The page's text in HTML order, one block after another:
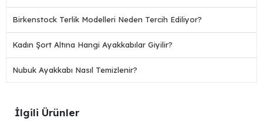
Birkenstock Terlik Modelleri Neden Tercih Ediliyor?
Kadın Şort Altına Hangi Ayakkabılar Giyilir?
Nubuk Ayakkabı Nasıl Temizlenir?
İlgili Ürünler